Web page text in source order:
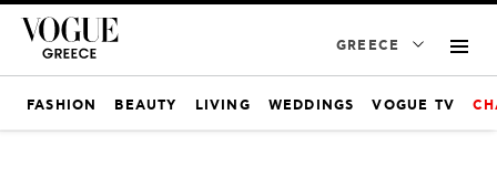
GREECE
FASHION BEAUTY LIVING WEDDINGS VOGUE TV